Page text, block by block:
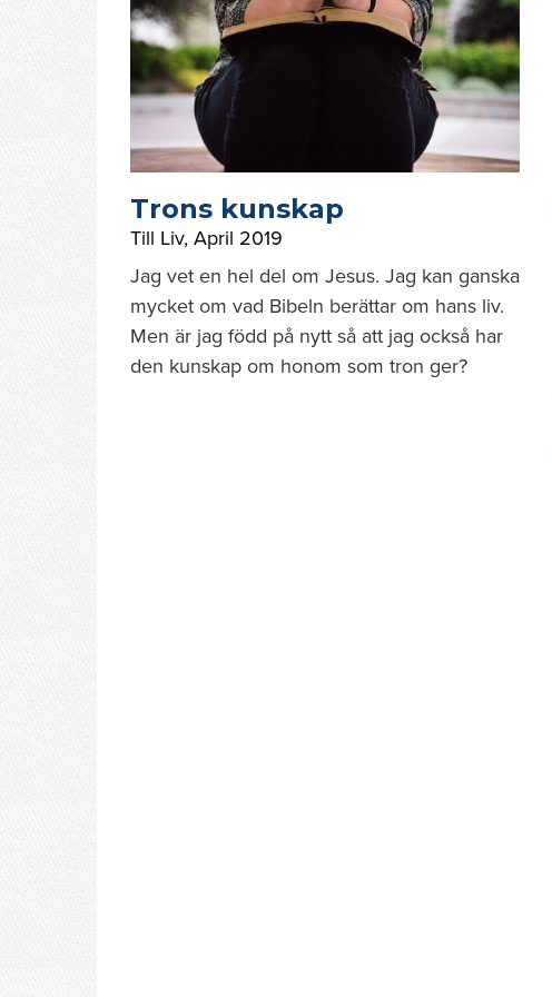
Trons kunskap
Till Liv, April 2019
Jag vet en hel del om Jesus. Jag kan ganska
mycket om vad Bibeln berättar om hans liv.
Men är jag född på nytt så att jag också har
den kunskap om honom som tron ger?